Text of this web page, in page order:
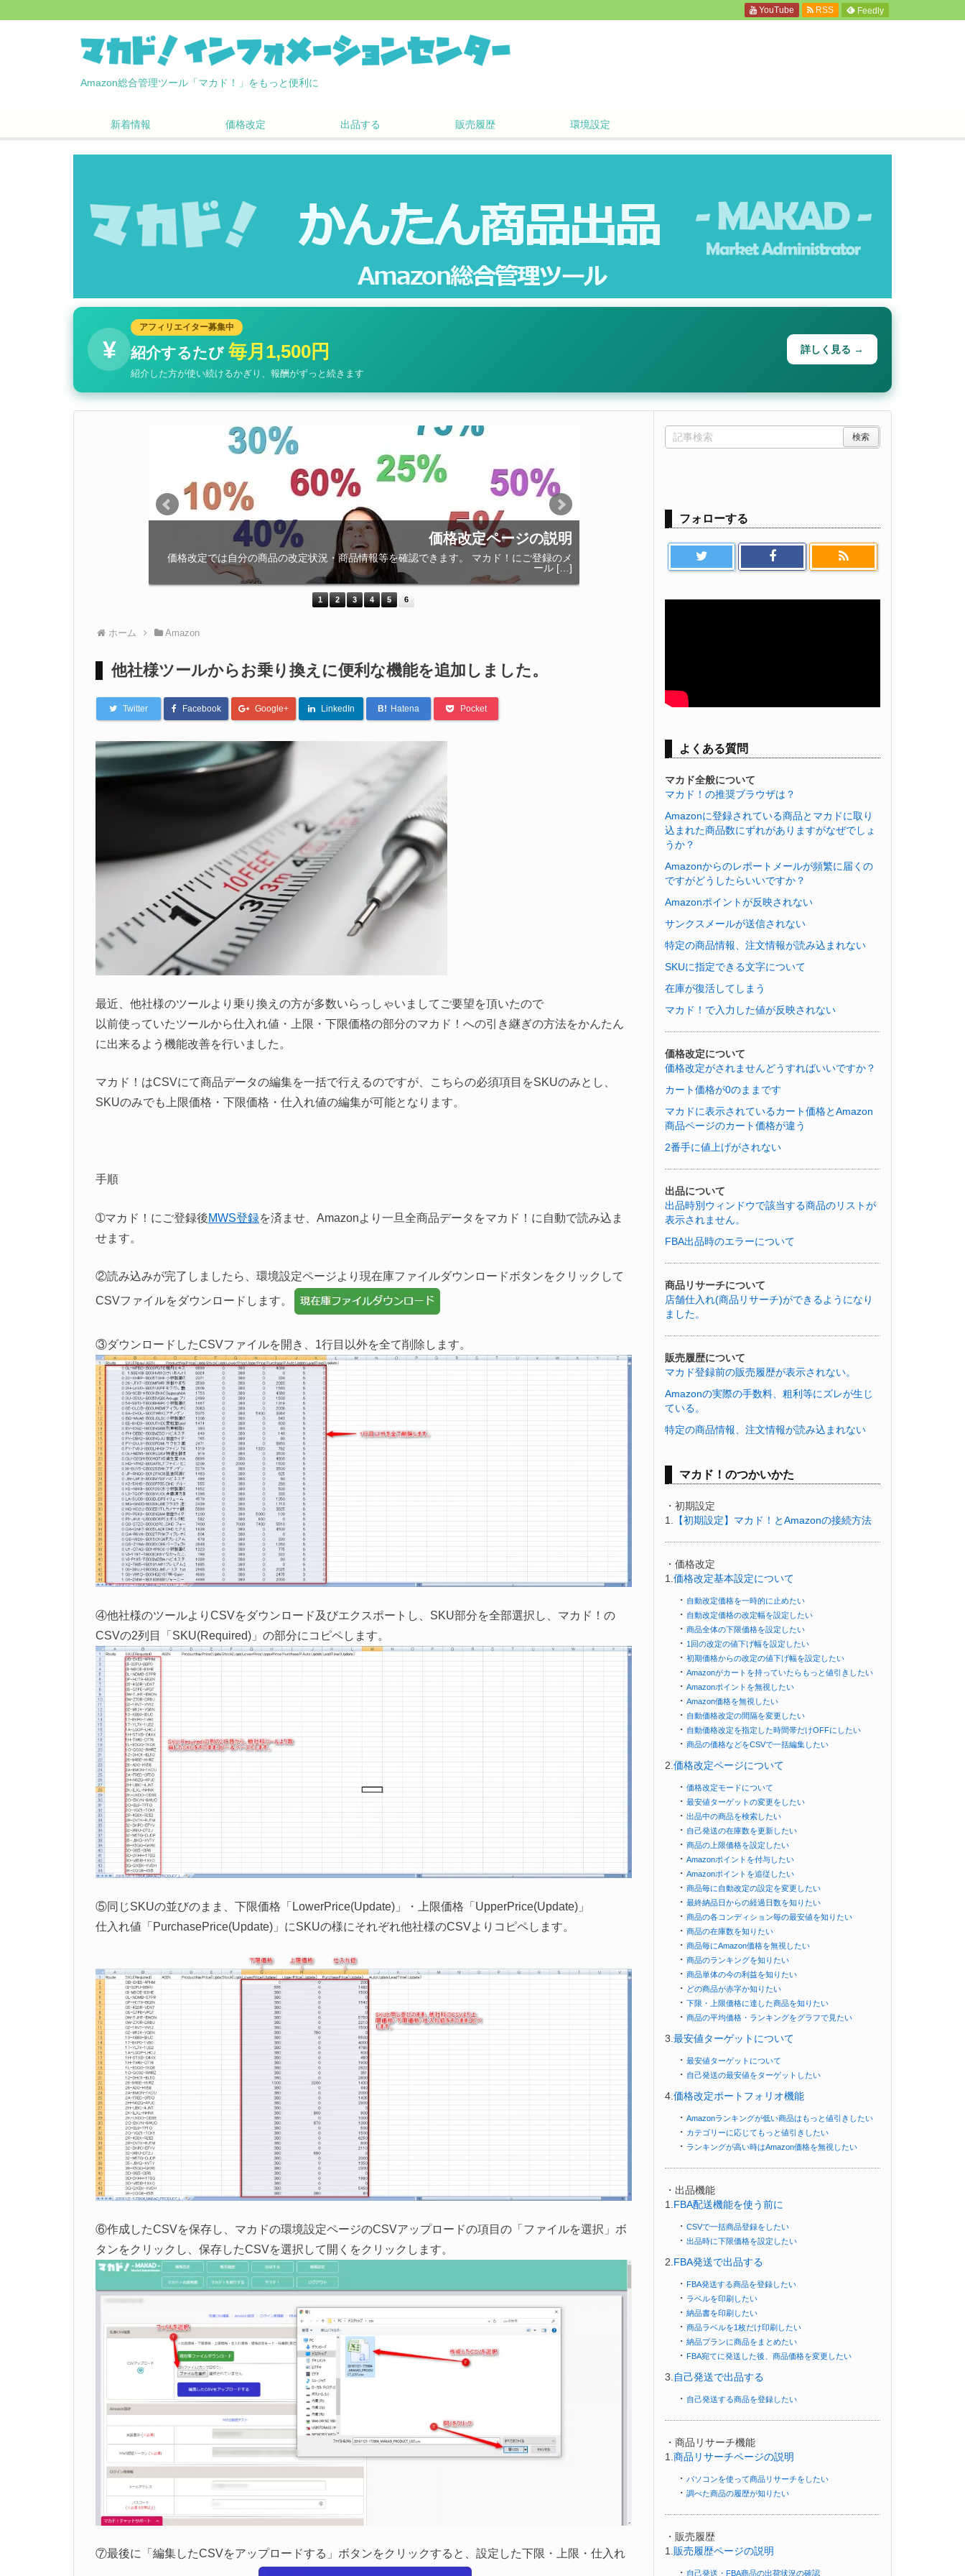
Amazon総合管理ツール「マカド！」をもっと便利に
新着情報 価格改定 出品する 販売履歴 環境設定
¥
アフィリエイター募集中
紹介するたび 毎月1,500円
紹介した方が使い続けるかぎり、報酬がずっと続きます
詳しく見る →
価格改定ページの説明
価格改定では自分の商品の改定状況・商品情報等を確認できます。 マカド！にご登録のメ
ール […]
マカド！のご利用にあたり、「出品パートナーアカウントと関連データへのア
1 2 3 4 5 6
ホーム Amazon
他社様ツールからお乗り換えに便利な機能を追加しました。
Twitter Facebook Google+ LinkedIn B! Hatena Pocket
最近、他社様のツールより乗り換えの方が多数いらっしゃいましてご要望を頂いたので
以前使っていたツールから仕入れ値・上限・下限価格の部分のマカド！への引き継ぎの方法をかんたん
に出来るよう機能改善を行いました。
マカド！はCSVにて商品データの編集を一括で行えるのですが、こちらの必須項目をSKUのみとし、
SKUのみでも上限価格・下限価格・仕入れ値の編集が可能となります。
手順
➀マカド！にご登録後MWS登録を済ませ、Amazonより一旦全商品データをマカド！に自動で読み込ま
せます。
②読み込みが完了しましたら、環境設定ページより現在庫ファイルダウンロードボタンをクリックして
CSVファイルをダウンロードします。
③ダウンロードしたCSVファイルを開き、1行目以外を全て削除します。
④他社様のツールよりCSVをダウンロード及びエクスポートし、SKU部分を全部選択し、マカド！の
CSVの2列目「SKU(Required)」の部分にコピペします。
⑤同じSKUの並びのまま、下限価格「LowerPrice(Update)」・上限価格「UpperPrice(Update)」
仕入れ値「PurchasePrice(Update)」にSKUの様にそれぞれ他社様のCSVよりコピペします。
⑥作成したCSVを保存し、マカドの環境設定ページのCSVアップロードの項目の「ファイルを選択」ボ
タンをクリックし、保存したCSVを選択して開くをクリックします。
⑦最後に「編集したCSVをアップロードする」ボタンをクリックすると、設定した下限・上限・仕入れ
フォローする
よくある質問
マカド全般について
マカド！の推奨ブラウザは？
Amazonに登録されている商品とマカドに取り
込まれた商品数にずれがありますがなぜでしょ
うか？
Amazonからのレポートメールが頻繁に届くの
ですがどうしたらいいですか？
Amazonポイントが反映されない
サンクスメールが送信されない
特定の商品情報、注文情報が読み込まれない
SKUに指定できる文字について
在庫が復活してしまう
マカド！で入力した値が反映されない
価格改定について
価格改定がされませんどうすればいいですか？
カート価格が0のままです
マカドに表示されているカート価格とAmazon
商品ページのカート価格が違う
2番手に値上げがされない
出品について
出品時別ウィンドウで該当する商品のリストが
表示されません。
FBA出品時のエラーについて
商品リサーチについて
店舗仕入れ(商品リサーチ)ができるようになり
ました。
販売履歴について
マカド登録前の販売履歴が表示されない。
Amazonの実際の手数料、粗利等にズレが生じ
ている。
特定の商品情報、注文情報が読み込まれない
マカド！のつかいかた
・初期設定
1.
【初期設定】マカド！とAmazonの接続方法
・価格改定
1. 価格改定基本設定について
・ 自動改定価格を一時的に止めたい
・ 自動改定価格の改定幅を設定したい
・ 商品全体の下限価格を設定したい
・ 1回の改定の値下げ幅を設定したい
・ 初期価格からの改定の値下げ幅を設定したい
・ Amazonがカートを持っていたらもっと値引きしたい
・ Amazonポイントを無視したい
・ Amazon価格を無視したい
・ 自動価格改定の間隔を変更したい
・ 自動価格改定を指定した時間帯だけOFFにしたい
・ 商品の価格などをCSVで一括編集したい
2. 価格改定ページについて
・ 価格改定モードについて
・ 最安値ターゲットの変更をしたい
・ 出品中の商品を検索したい
・ 自己発送の在庫数を更新したい
・ 商品の上限価格を設定したい
・ Amazonポイントを付与したい
・ Amazonポイントを追従したい
・ 商品毎に自動改定の設定を変更したい
・ 最終納品日からの経過日数を知りたい
・ 商品の各コンディション毎の最安値を知りたい
・ 商品の在庫数を知りたい
・ 商品毎にAmazon価格を無視したい
・ 商品のランキングを知りたい
・ 商品単体の今の利益を知りたい
・ どの商品が赤字か知りたい
・ 下限・上限価格に達した商品を知りたい
・ 商品の平均価格・ランキングをグラフで見たい
3. 最安値ターゲットについて
・ 最安値ターゲットについて
・ 自己発送の最安値をターゲットしたい
4. 価格改定ポートフォリオ機能
・ Amazonランキングが低い商品はもっと値引きしたい
・ カテゴリーに応じてもっと値引きしたい
・ ランキングが高い時はAmazon価格を無視したい
・出品機能
1. FBA配送機能を使う前に
・ CSVで一括商品登録をしたい
・ 出品時に下限価格を設定したい
2. FBA発送で出品する
・ FBA発送する商品を登録したい
・ ラベルを印刷したい
・ 納品書を印刷したい
・ 商品ラベルを1枚だけ印刷したい
・ 納品プランに商品をまとめたい
・ FBA宛てに発送した後、商品価格を変更したい
3. 自己発送で出品する
・ 自己発送する商品を登録したい
・商品リサーチ機能
1. 商品リサーチページの説明
・ パソコンを使って商品リサーチをしたい
・ 調べた商品の履歴が知りたい
・販売履歴
1. 販売履歴ページの説明
・ 自己発送・FBA商品の出荷状況の確認
YouTube RSS Feedly